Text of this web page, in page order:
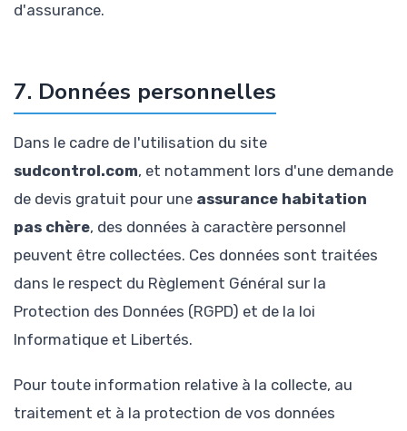
d'assurance.
7. Données personnelles
Dans le cadre de l'utilisation du site
sudcontrol.com, et notamment lors d'une demande
de devis gratuit pour une assurance habitation
pas chère, des données à caractère personnel
peuvent être collectées. Ces données sont traitées
dans le respect du Règlement Général sur la
Protection des Données (RGPD) et de la loi
Informatique et Libertés.
Pour toute information relative à la collecte, au
traitement et à la protection de vos données